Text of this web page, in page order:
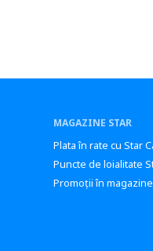
MAGAZINE STAR
Plata în rate cu Star
Puncte de loialitate
Promoții în